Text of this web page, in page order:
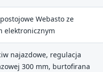
Webasto ze
elektronicznym
najazdowe, regulacja
300 mm, burtofirana